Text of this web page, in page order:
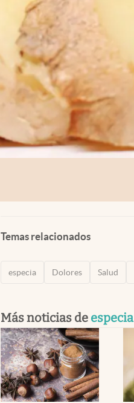
Temas relacionados
especia Dolores Salud
Más noticias de especia